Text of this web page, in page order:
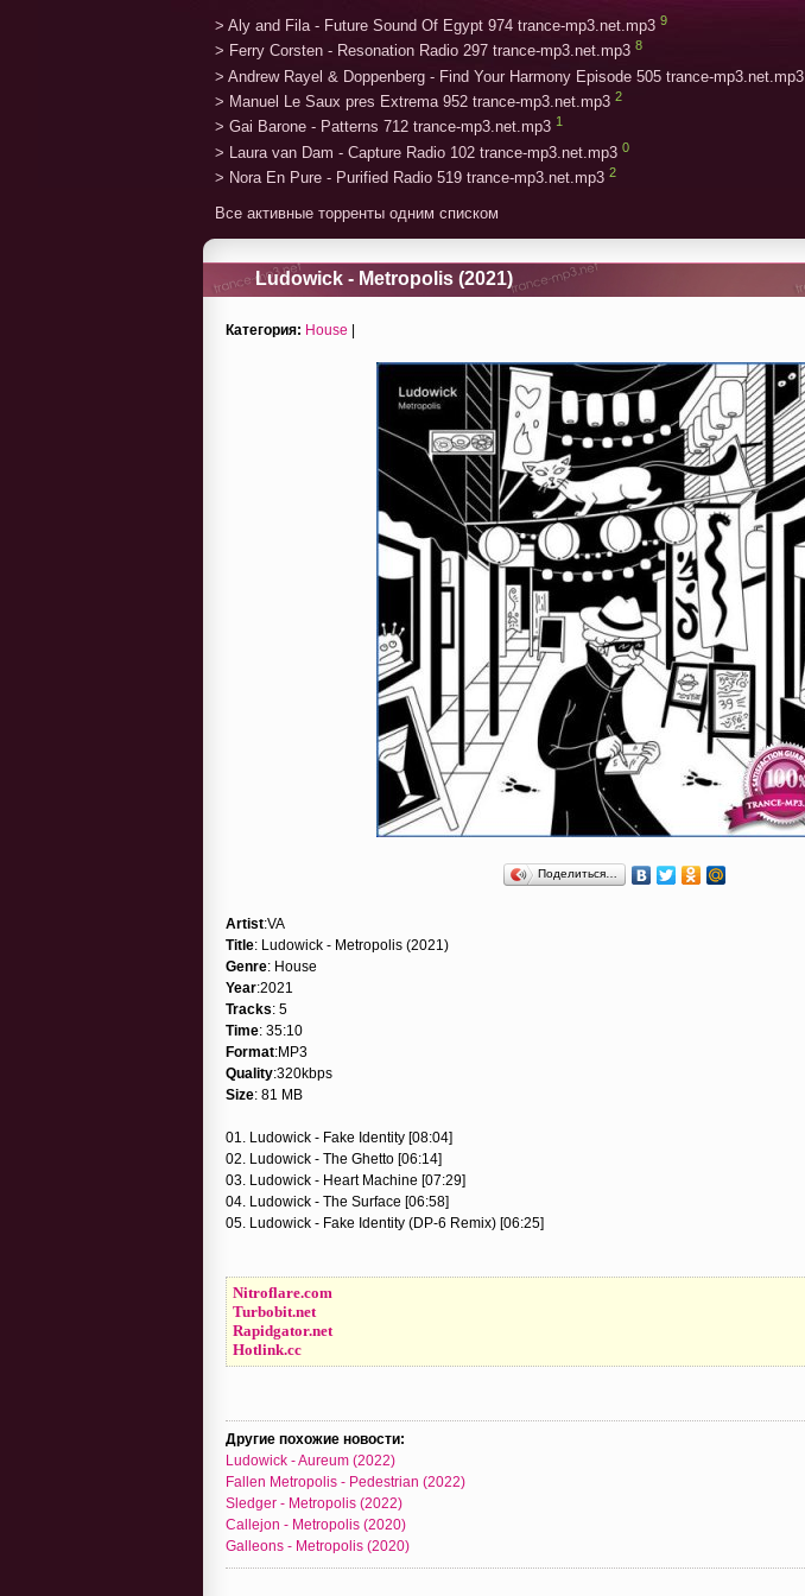
> Aly and Fila - Future Sound Of Egypt 974 trance-mp3.net.mp3 9
> Ferry Corsten - Resonation Radio 297 trance-mp3.net.mp3 8
> Andrew Rayel & Doppenberg - Find Your Harmony Episode 505 trance-mp3.net.mp3
> Manuel Le Saux pres Extrema 952 trance-mp3.net.mp3 2
> Gai Barone - Patterns 712 trance-mp3.net.mp3 1
> Laura van Dam - Capture Radio 102 trance-mp3.net.mp3 0
> Nora En Pure - Purified Radio 519 trance-mp3.net.mp3 2
Все активные торренты одним списком
Ludowick - Metropolis (2021)
Категория: House |
Поделиться…
Artist:VA
Title: Ludowick - Metropolis (2021)
Genre: House
Year:2021
Tracks: 5
Time: 35:10
Format:MP3
Quality:320kbps
Size: 81 MB
01. Ludowick - Fake Identity [08:04]
02. Ludowick - The Ghetto [06:14]
03. Ludowick - Heart Machine [07:29]
04. Ludowick - The Surface [06:58]
05. Ludowick - Fake Identity (DP-6 Remix) [06:25]
Nitroflare.com
Turbobit.net
Rapidgator.net
Hotlink.cc
Другие похожие новости:
Ludowick - Aureum (2022)
Fallen Metropolis - Pedestrian (2022)
Sledger - Metropolis (2022)
Callejon - Metropolis (2020)
Galleons - Metropolis (2020)